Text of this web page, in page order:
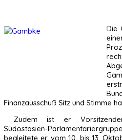
Die
Finanzausschuß Sitz und Stimme
Zudem ist er
Südostasien-
begleitete er vom 10. bis 13.